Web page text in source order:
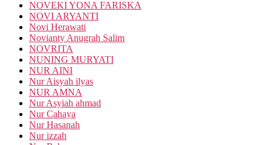
NOVEKI YONA FARISKA
NOVI ARYANTI
Novi Herawati
Novianty Anugrah Salim
NOVRITA
NUNING MURYATI
NUR AINI
Nur Aisyah ilyas
NUR AMNA
Nur Asyiah ahmad
Nur Cahaya
Nur Hasanah
Nur izzah